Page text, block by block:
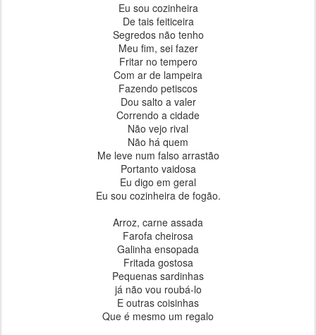
Eu sou cozinheira
De tais feiticeira
Segredos não tenho
Meu fim, sei fazer
Fritar no tempero
Com ar de lampeira
Fazendo petiscos
Dou salto a valer
Correndo a cidade
Não vejo rival
Não há quem
Me leve num falso arrastão
Portanto vaidosa
Eu digo em geral
Eu sou cozinheira de fogão.
Arroz, carne assada
Farofa cheirosa
Galinha ensopada
Fritada gostosa
Pequenas sardinhas
já não vou roubá-lo
E outras coisinhas
Que é mesmo um regalo